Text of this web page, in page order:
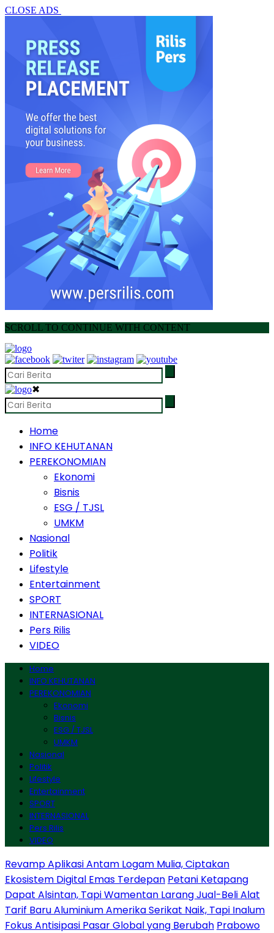
CLOSE ADS
SCROLL TO CONTINUE WITH CONTENT
✖
Home
INFO KEHUTANAN
PEREKONOMIAN
Ekonomi
Bisnis
ESG / TJSL
UMKM
Nasional
Politik
Lifestyle
Entertainment
SPORT
INTERNASIONAL
Pers Rilis
VIDEO
Home
INFO KEHUTANAN
PEREKONOMIAN
Ekonomi
Bisnis
ESG / TJSL
UMKM
Nasional
Politik
Lifestyle
Entertainment
SPORT
INTERNASIONAL
Pers Rilis
VIDEO
Revamp Aplikasi Antam Logam Mulia, Ciptakan
Ekosistem Digital Emas Terdepan Petani Ketapang
Dapat Alsintan, Tapi Wamentan Larang Jual-Beli Alat
Tarif Baru Aluminium Amerika Serikat Naik, Tapi Inalum
Fokus Antisipasi Pasar Global yang Berubah Prabowo